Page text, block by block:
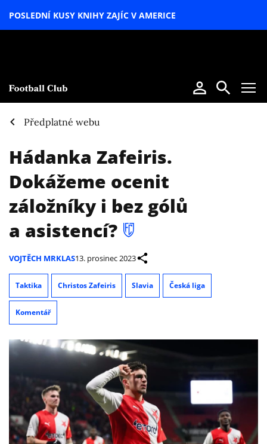
POSLEDNÍ KUSY KNIHY ZAJÍC V AMERICE
Předplatné webu
Hádanka Zafeiris.
Dokážeme ocenit
záložníky i bez gólů
a asistencí?
VOJTĚCH MRKLAS13. prosinec 2023
Taktika Christos Zafeiris Slavia Česká liga
Komentář